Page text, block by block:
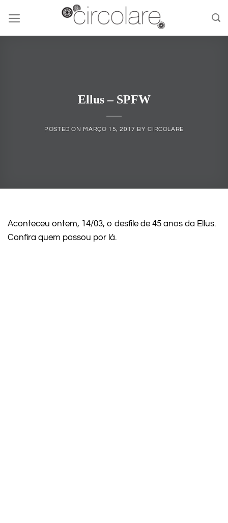
content
Ellus – SPFW
POSTED ON MARÇO 15, 2017 BYCIRCOLARE
Aconteceu ontem, 14/03, o desfile de 45 anos da Ellus.
Confira quem passou por lá.